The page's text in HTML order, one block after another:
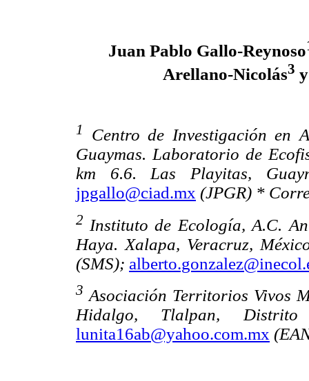
Juan Pablo Gallo-Reynoso
Arellano-Nicolás3
1
Centro de Investigación en
Guaymas. Laboratorio de
km 6.6. Las Playitas,
jpgallo@ciad.mx (JPGR) *
2 Instituto de Ecología, A.C.
Haya. Xalapa, Veracruz,
(SMS);
3 Asociación Territorios Vivos
Hidalgo, Tlalpan,
lunita16ab@yahoo.com.mx